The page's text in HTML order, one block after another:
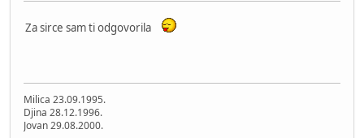
Za sirce sam ti odgovorila
Milica 23.09.1995.
Djina 28.12.1996.
Jovan 29.08.2000.